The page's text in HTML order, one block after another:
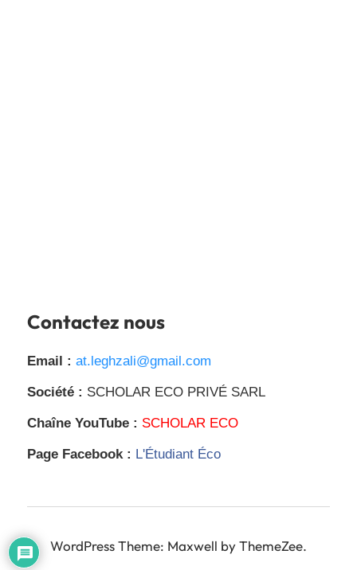
Contactez nous
Email : at.leghzali@gmail.com
Société : SCHOLAR ECO PRIVÉ SARL
Chaîne YouTube : SCHOLAR ECO
Page Facebook : L'Étudiant Éco
WordPress Theme: Maxwell by ThemeZee.